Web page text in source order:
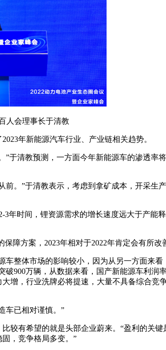
人会理事长于清教
年新能源汽车行业、产业链相关趋势。
于清教预测，一方面今年新能源车的渗透率
。”于清教表示，考虑到拿矿成本，开采生
年时间，锂资源需求的增长速度远大于产能
障方案，2023年相对于2022年肯定会有所改
整体市场的影响较小，因为从另一方面来看
900万辆，从数据来看，国产新能源车利润
增，行业洗牌必将提速，大量不具备综合竞
车已相对谨慎。”
较有希望的就是头部企业蔚来。“盈利的关
，竞争格局多变。”